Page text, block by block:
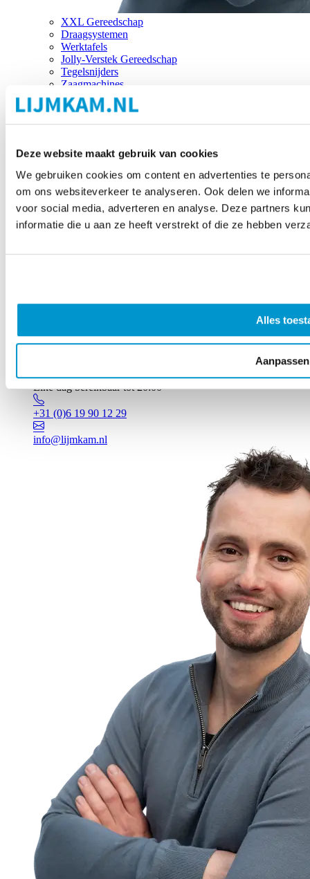
Deze website maakt gebruik van cookies
We gebruiken cookies om content en advertenties te
om ons websiteverkeer te analyseren. Ook delen we
voor social media, adverteren en analyse. Deze partners
informatie die u aan ze heeft verstrekt of die ze hebben
Alles
Aanpassen
XXL Gereedschap
Draagsystemen
Werktafels
Jolly-Verstek Gereedschap
Tegelsnijders
Zaagmachines
Merken
Elke dag bereikbaar tot 20:00
+31 (0)6 19 90 12 29
info@lijmkam.nl